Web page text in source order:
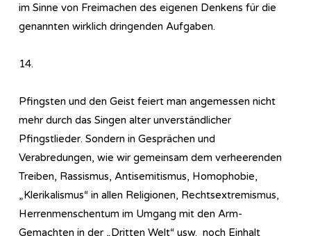
im Sinne von Freimachen des eigenen Denkens für die
genannten wirklich dringenden Aufgaben.
14.
Pfingsten und den Geist feiert man angemessen nicht
mehr durch das Singen alter unverständlicher
Pfingstlieder. Sondern in Gesprächen und
Verabredungen, wie wir gemeinsam dem verheerenden
Treiben, Rassismus, Antisemitismus, Homophobie,
„Klerikalismus“ in allen Religionen, Rechtsextremismus,
Herrenmenschentum im Umgang mit den Arm-
Gemachten in der „Dritten Welt“ usw. noch Einhalt